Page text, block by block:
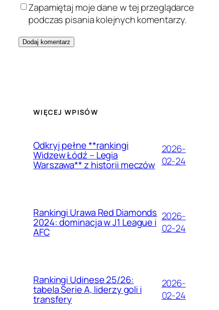
Zapamiętaj moje dane w tej przeglądarce
podczas pisania kolejnych komentarzy.
WIĘCEJ WPISÓW
Odkryj pełne **rankingi
Widzew Łódź – Legia
Warszawa** z historii meczów
2026-
02-24
Rankingi Urawa Red Diamonds
2024: dominacja w J1 League i
AFC
2026-
02-24
Rankingi Udinese 25/26:
tabela Serie A, liderzy goli i
transfery
2026-
02-24